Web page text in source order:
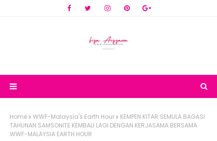
Home WWF-Malaysia's Earth Hour
KEMPEN KITAR SEMULA BAGASI
TAHUNAN SAMSONITE KEMBALI LAGI DENGAN KERJASAMA BERSAMA
WWF-MALAYSIA EARTH HOUR